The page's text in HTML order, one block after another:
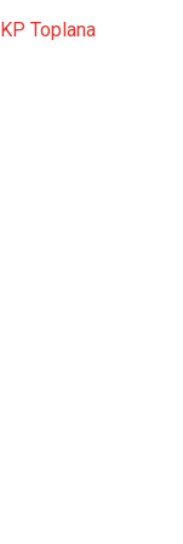
Toplana